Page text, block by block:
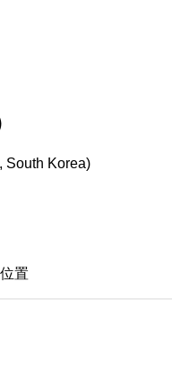
South Korea)
置